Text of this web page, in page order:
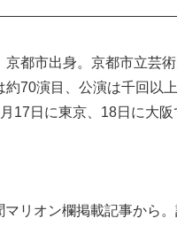
都市出身。京都市立芸
70演目、公演は千回以
17日に東京、18日に大
マリオン欄掲載記事から